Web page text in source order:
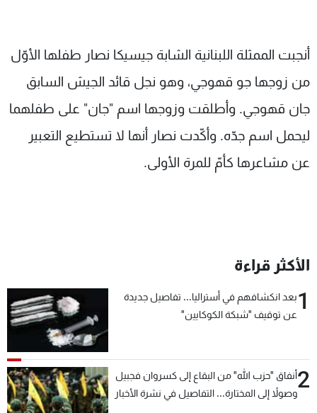
أنجبت الممثلة اللبنانية الشابة جيسيكا نصار طفلها الأوّل
من زوجها جو قهوجي، وهو نجل قائد الجيش السابق
جان قهوجي. وأطلقت وزوجها اسم "جان" على طفلهما
ليحمل اسم جدّه. وأكّدت نصار أنها لا تستطيع التعبير
عن مشاعرها كأمّ للمرة الأولى.
الأكثر قراءة
1بعد انكشافهم في أستراليا... تفاصيل جديدة
عن توقيف "شبكة الكوكايين"
2أنفاق "حزب الله" من البقاع إلى كسروان فجبيل
وصولاً إلى المختارة... التفاصيل في نشرة الأخبار